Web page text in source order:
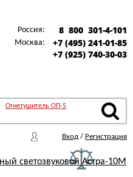
Россия: 8 800 301-4-101
Москва:
+7 (495) 241-01-85
+7 (925) 740-30-03
Огнетушитель ОП-5
Вход / Регистрация